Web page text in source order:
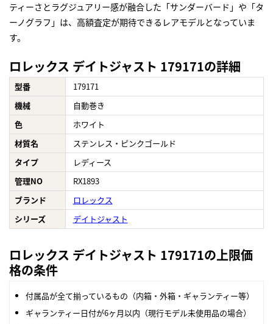
ティーさとラグジュアリー感が融合した「サンダーバード」や「タ
ーノグラフ」は、高額査定が期待できるレアモデルとなっていま
す。
ロレックス デイトジャスト 179171の詳細
型番
179171
機械
自動巻き
色
ホワイト
材質名
ステンレス・ピンクゴールド
タイプ
レディース
管理NO
RX1893
ブランド
ロレックス
シリーズ
デイトジャスト
ロレックス デイトジャスト 179171の上限価
格の条件
付属品が全て揃っているもの（内箱・外箱・ギャランティー等）
ギャランティー日付が6ヶ月以内（現行モデル未使用品の場合）